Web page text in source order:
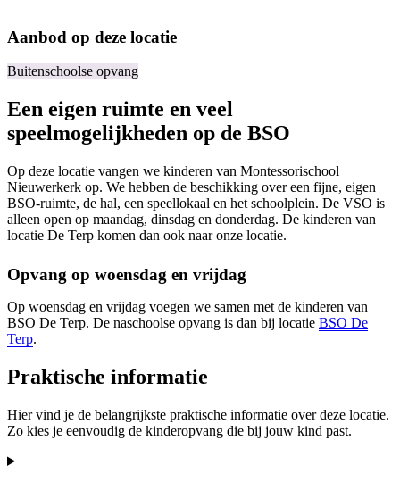
Aanbod op deze locatie
Buitenschoolse opvang
Een eigen ruimte en veel
speelmogelijkheden op de BSO
Op deze locatie vangen we kinderen van Montessorischool
Nieuwerkerk op. We hebben de beschikking over een fijne, eigen
BSO-ruimte, de hal, een speellokaal en het schoolplein. De VSO is
alleen open op maandag, dinsdag en donderdag. De kinderen van
locatie De Terp komen dan ook naar onze locatie.
Opvang op woensdag en vrijdag
Op woensdag en vrijdag voegen we samen met de kinderen van
BSO De Terp. De naschoolse opvang is dan bij locatie BSO De
Terp.
Praktische informatie
Hier vind je de belangrijkste praktische informatie over deze locatie.
Zo kies je eenvoudig de kinderopvang die bij jouw kind past.